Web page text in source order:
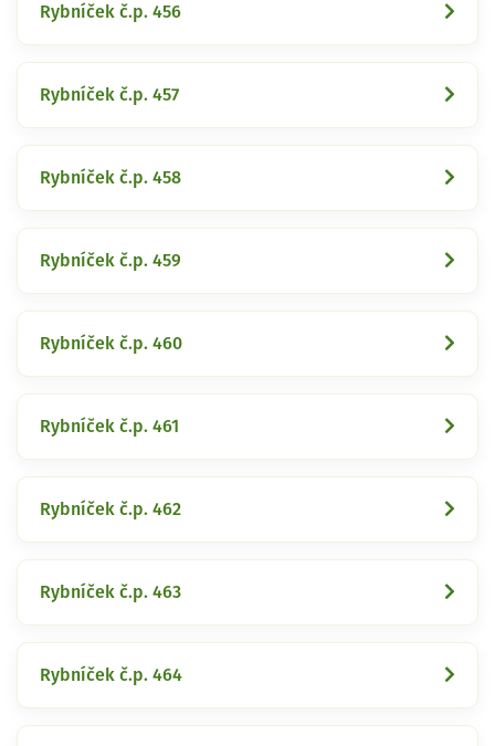
Rybníček č.p. 456
Rybníček č.p. 457
Rybníček č.p. 458
Rybníček č.p. 459
Rybníček č.p. 460
Rybníček č.p. 461
Rybníček č.p. 462
Rybníček č.p. 463
Rybníček č.p. 464